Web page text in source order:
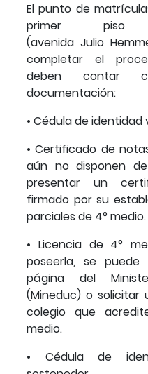
El punto de
primer
(avenida Julio
completar el
deben contar
documentación:
• Cédula de
• Certificado de
aún no disponen
presentar un
firmado por su
parciales de 4° medio.
• Licencia de 4°
poseerla, se
página del
(Mineduc) o solicitar
colegio que
medio.
• Cédula de